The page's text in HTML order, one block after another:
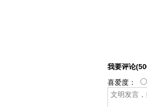
我要评论
喜爱度：